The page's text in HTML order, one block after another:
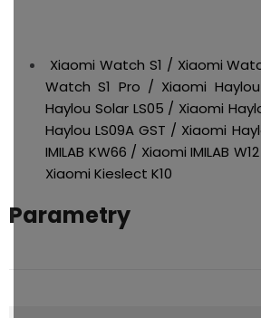
Xiaomi Watch S1 / Xiaomi
Watch S1 Pro / Xiaomi
Haylou Solar LS05 / Xiaomi
Haylou LS09A GST / Xiaomi
IMILAB KW66 / Xiaomi IMILAB
Xiaomi Kieslect K10
Parametry